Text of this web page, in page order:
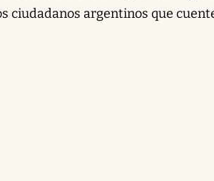
ciudadanos argentinos que